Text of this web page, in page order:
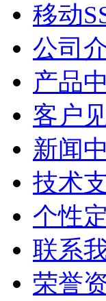
移动
公司
产品
客户
新闻
技术
个性
联系
荣誉